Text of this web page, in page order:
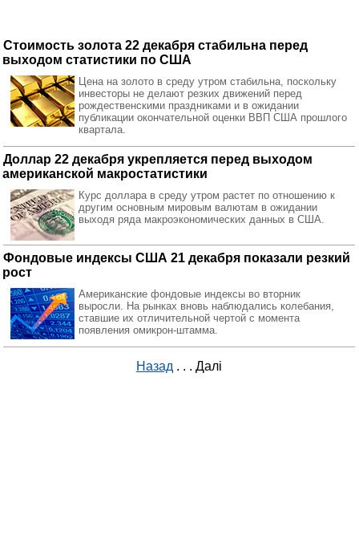
Стоимость золота 22 декабря стабильна перед
выходом статистики по США
Цена на золото в среду утром стабильна, поскольку
инвесторы не делают резких движений перед
рождественскими праздниками и в ожидании
публикации окончательной оценки ВВП США прошлого
квартала.
Доллар 22 декабря укрепляется перед выходом
американской макростатистики
Курс доллара в среду утром растет по отношению к
другим основным мировым валютам в ожидании
выходя ряда макроэкономических данных в США.
Фондовые индексы США 21 декабря показали резкий
рост
Американские фондовые индексы во вторник
выросли. На рынках вновь наблюдались колебания,
ставшие их отличительной чертой с момента
появления омикрон-штамма.
Назад . . . Далі